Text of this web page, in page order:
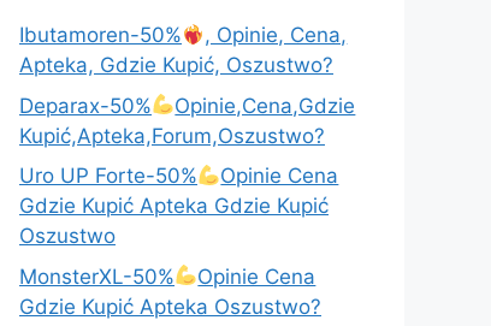
Ibutamoren-50%
, Opinie, Cena,
Apteka, Gdzie Kupić, Oszustwo?
Deparax-50%
Opinie,Cena,Gdzie
Kupić,Apteka,Forum,Oszustwo?
Uro UP Forte-50%
Opinie Cena
Gdzie Kupić Apteka Gdzie Kupić
Oszustwo
MonsterXL-50%
Opinie Cena
Gdzie Kupić Apteka Oszustwo?